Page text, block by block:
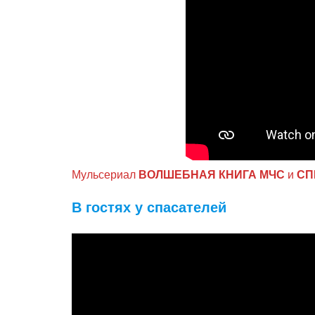
Мульсериал ВОЛШЕБНАЯ КНИГА МЧС и
В гостях у спасателей